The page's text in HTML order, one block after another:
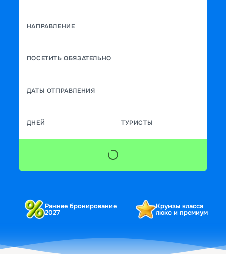
НАПРАВЛЕНИЕ
ПОСЕТИТЬ ОБЯЗАТЕЛЬНО
ДАТЫ ОТПРАВЛЕНИЯ
ДНЕЙ ТУРИСТЫ
Раннее бронирование
2027
Круизы класса
люкс и премиум